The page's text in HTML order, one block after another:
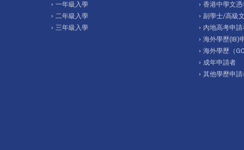
一年級入學
二年級入學
三年級入學
香港中學文
副學士/高級
內地高考申請
海外學歷(IB)
海外學歷（
成年申請者
其他學歷申請